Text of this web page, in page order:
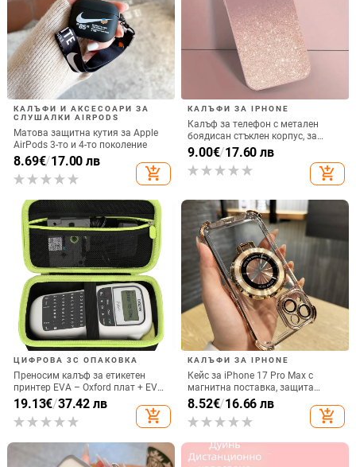
КАЛЪФИ И АКСЕСОАРИ ЗА
СЛУШАЛКИ AIRPODS
Матова защитна кутия за Apple
AirPods 3-то и 4-то поколение
8.69€/17.00 лв
add_shopping_cart
КАЛЪФИ ЗА IPHONE
Калъф за телефон с метален
боядисан стъклен корпус, за
iPhone 11–14 Pro Max,
охлаждане, модел YK263
9.00€/17.60 лв
add_shopping_cart
ЦИФРОВА 3C ОПАКОВКА
Преносим калъф за етикетен
принтер EVA – Oxford плат + EVA,
горещо пресовано EVA и шиене,
товароподемност 10 кг
19.13€/37.42 лв
add_shopping_cart
КАЛЪФИ ЗА IPHONE
Кейс за iPhone 17 Pro Max с
магнитна поставка, защита
срещу изпускане на четирите
ъгъла, акрилен корпус с
електроплатиран финиш
8.52€/16.66 лв
add_shopping_cart